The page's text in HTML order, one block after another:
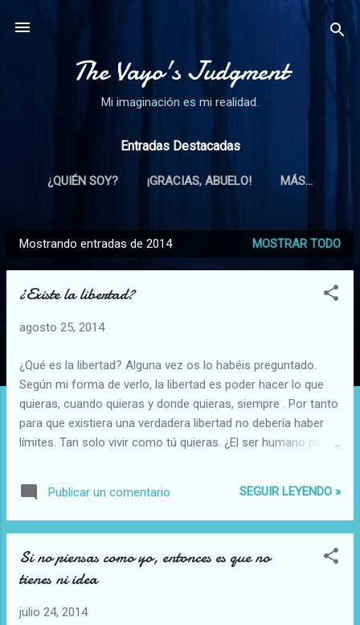
The Vayo's Judgment
Mi imaginación es mi realidad.
Entradas Destacadas
¿QUIÉN SOY? ¡GRACIAS, ABUELO! MÁS…
n
Mostrando entradas de 2014 MOSTRAR TODO
¿Existe la libertad?
agosto 25, 2014
¿Qué es la libertad? Alguna vez os lo habéis preguntado.
Según mi forma de verlo, la libertad es poder hacer lo que
quieras, cuando quieras y donde quieras, siempre . Por tanto
para que existiera una verdadera libertad no debería haber
límites. Tan solo vivir como tú quieras. ¿El ser humano puede
definición y es libertinaje . Sin embargo, el libertinaje precede
al caos. Luego, ¿la libertad, en su verdadera esencia, existe?
no estamos apresados o encerrados en algún lugar. Porque
vivir al aire libre, desplazarnos e ir a donde queramos es el
humano nunca podrá ser libre. Tanto si vives en una selva
Publicar un comentario SEGUIR LEYENDO »
Si no piensas como yo, entonces es que no
tienes ni idea
julio 24, 2014